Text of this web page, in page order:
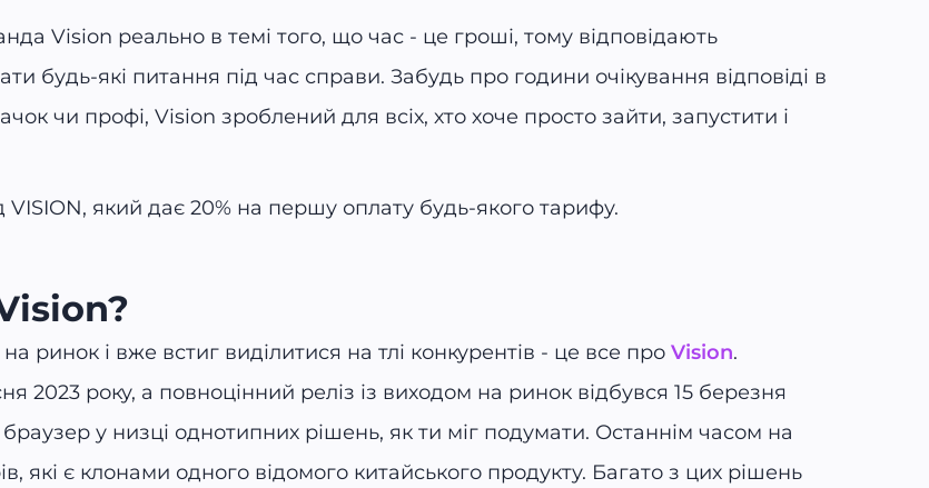
Vision реально в темі того, що час - це гроші, тому відповідають
будь-які питання під час справи. Забудь про години очікування відповіді в
чи профі, Vision зроблений для всіх, хто хоче просто зайти, запустити і
який дає 20% на першу оплату будь-якого тарифу.
ринок і вже встиг виділитися на тлі конкурентів - це все про Vision.
2023 року, а повноцінний реліз із виходом на ринок відбувся 15 березня
у низці однотипних рішень, як ти міг подумати. Останнім часом на
які є клонами одного відомого китайського продукту. Багато з цих рішень